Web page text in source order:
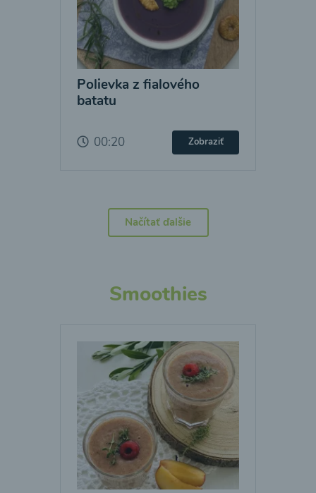
Polievka z fialového
batatu
00:20 Zobraziť
Načítať ďalšie
Smoothies